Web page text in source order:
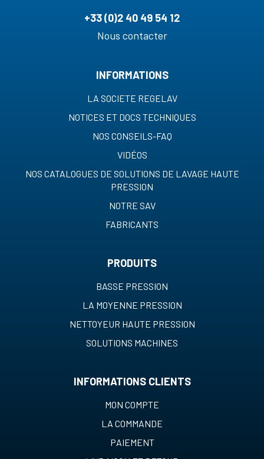
+33 (0)2 40 49 54 12
Nous contacter
INFORMATIONS
LA SOCIETE REGELAV
NOTICES ET DOCS TECHNIQUES
NOS CONSEILS-FAQ
VIDÉOS
NOS CATALOGUES DE SOLUTIONS DE LAVAGE HAUTE
PRESSION
NOTRE SAV
FABRICANTS
PRODUITS
BASSE PRESSION
LA MOYENNE PRESSION
NETTOYEUR HAUTE PRESSION
SOLUTIONS MACHINES
INFORMATIONS CLIENTS
MON COMPTE
LA COMMANDE
PAIEMENT